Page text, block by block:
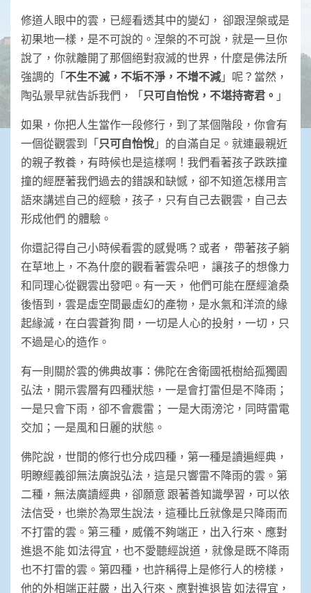
修道人眼中的雲，已經看透其中的變幻， 卻跟涅槃或是
初果地一樣，是不可說的。涅槃的不可說，就是一旦你
說了，你就離開了那個絕對寂滅的世界，什麼是佛法所
強調的「不生不滅， 不垢不淨，不增不減」呢？當然，
陶弘景早就告訴我們，「只可自怡悅，不堪持寄君。 」
如果，你把人生當作一段修行，到了某個階段，你會有
一個從觀雲到「只可自怡悅 」的自滿自足。就連最親近
的親子教養，有時候也是這樣啊！我們看著孩子跌跌撞
撞的經歷著我們過去的錯誤和缺憾，卻不知道怎樣用言
語來講述自己的經驗，孩子，只有自己去觀雲，自己去
形成他們 的體驗。
你還記得自己小時候看雲的感覺嗎？或者， 帶著孩子躺
在草地上，不為什麼的觀看著雲朵吧， 讓孩子的想像力
和同理心從觀雲出發吧。有一天， 他們可能在歷經滄桑
後悟到，雲是虛空間最虛幻的產物，是水氣和洋流的緣
起緣滅，在白雲蒼狗 間，一切是人心的投射，一切，只
不過是心的造作。
有一則關於雲的佛典故事：佛陀在舍衛國祇樹給孤獨園
弘法，開示雲層有四種狀態，一是會打雷但是不降雨；
一是只會下雨，卻不會震雷； 一是大雨滂沱，同時雷電
交加；一是風和日麗的狀態。
佛陀說，世間的修行也分成四種，第一種是讀遍經典，
明瞭經義卻無法廣說弘法，這是只響雷不降雨的雲。第
二種，無法廣讀經典，卻願意 跟著善知識學習，可以依
法信受，也樂於為眾生說法，這種比丘就像是只降雨而
不打雷的雲。第三種，威儀不夠端正，出入行來、應對
進退不能 如法得宜，也不愛聽經說道，就像是既不降雨
也不打雷的雲。第四種，也許稱得上是修行人的榜樣，
他的外相端正莊嚴，出入行來、應對進退皆 如法得宜，